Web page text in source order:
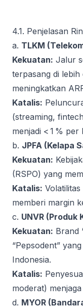
4.1. Penjelasan
a. TLKM
Kekuatan: Jalur
terpasang di
meningkatkan
Katalis:
(streaming,
menjadi < 1 % per
b. JPFA (Kelapa
Kekuatan:
(RSPO) yang
Katalis:
memberi margin
c. UNVR (Produk
Kekuatan: Brand
“Pepsodent”
Indonesia.
Katalis:
moderat)
d. MYOR